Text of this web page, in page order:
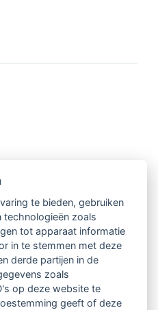
LVSC-
artikelen
professioneel
te bieden, gebruiken
technologieën zoals
tot apparaat informatie
in te stemmen met deze
derde partijen in de
zoals
op deze website te
geeft of deze